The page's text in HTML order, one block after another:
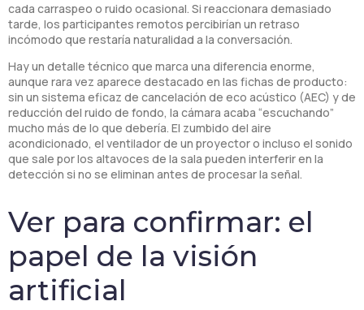
cada carraspeo o ruido ocasional. Si reaccionara demasiado
tarde, los participantes remotos percibirían un retraso
incómodo que restaría naturalidad a la conversación.
Hay un detalle técnico que marca una diferencia enorme,
aunque rara vez aparece destacado en las fichas de producto:
sin un sistema eficaz de cancelación de eco acústico (AEC) y de
reducción del ruido de fondo, la cámara acaba “escuchando”
mucho más de lo que debería. El zumbido del aire
acondicionado, el ventilador de un proyector o incluso el sonido
que sale por los altavoces de la sala pueden interferir en la
detección si no se eliminan antes de procesar la señal.
Ver para confirmar: el
papel de la visión
artificial